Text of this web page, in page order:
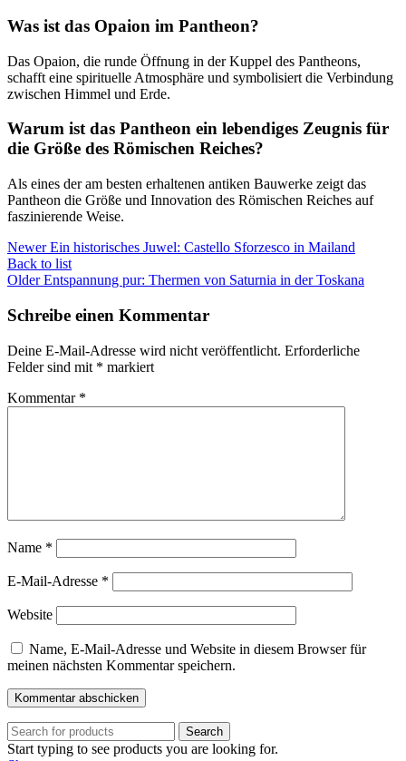
Was ist das Opaion im Pantheon?
Das Opaion, die runde Öffnung in der Kuppel des Pantheons,
schafft eine spirituelle Atmosphäre und symbolisiert die Verbindung
zwischen Himmel und Erde.
Warum ist das Pantheon ein lebendiges Zeugnis für
die Größe des Römischen Reiches?
Als eines der am besten erhaltenen antiken Bauwerke zeigt das
Pantheon die Größe und Innovation des Römischen Reiches auf
faszinierende Weise.
Newer Ein historisches Juwel: Castello Sforzesco in Mailand
Back to list
Older Entspannung pur: Thermen von Saturnia in der Toskana
Schreibe einen Kommentar
Deine E-Mail-Adresse wird nicht veröffentlicht. Erforderliche
Felder sind mit * markiert
Kommentar *
Name *
E-Mail-Adresse *
Website
Name, E-Mail-Adresse und Website in diesem Browser für
meinen nächsten Kommentar speichern.
Search
Start typing to see products you are looking for.